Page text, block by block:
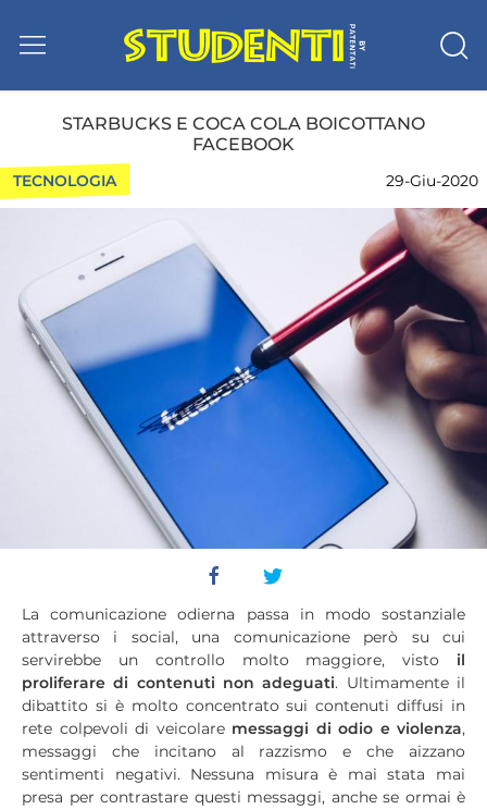
STARBUCKS E COCA COLA BOICOTTANO
FACEBOOK
TECNOLOGIA 29-Giu-2020
La comunicazione odierna passa in modo sostanziale
attraverso i social, una comunicazione però su cui
servirebbe un controllo molto maggiore, visto il
proliferare di contenuti non adeguati. Ultimamente il
dibattito si è molto concentrato sui contenuti diffusi in
rete colpevoli di veicolare messaggi di odio e violenza,
messaggi che incitano al razzismo e che aizzano
sentimenti negativi. Nessuna misura è mai stata mai
presa per contrastare questi messaggi, anche se ormai è